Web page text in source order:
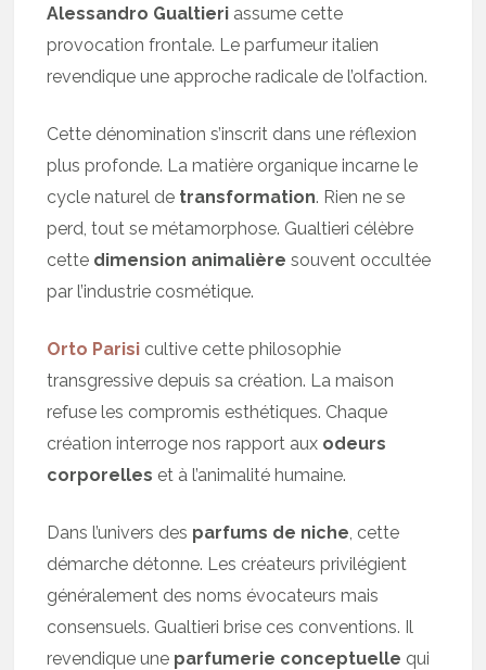
Alessandro Gualtieri assume cette
provocation frontale. Le parfumeur italien
revendique une approche radicale de l’olfaction.
Cette dénomination s’inscrit dans une réflexion
plus profonde. La matière organique incarne le
cycle naturel de transformation. Rien ne se
perd, tout se métamorphose. Gualtieri célèbre
cette dimension animalière souvent occultée
par l’industrie cosmétique.
Orto Parisi cultive cette philosophie
transgressive depuis sa création. La maison
refuse les compromis esthétiques. Chaque
création interroge nos rapport aux odeurs
corporelles et à l’animalité humaine.
Dans l’univers des parfums de niche, cette
démarche détonne. Les créateurs privilégient
généralement des noms évocateurs mais
consensuels. Gualtieri brise ces conventions. Il
revendique une parfumerie conceptuelle qui